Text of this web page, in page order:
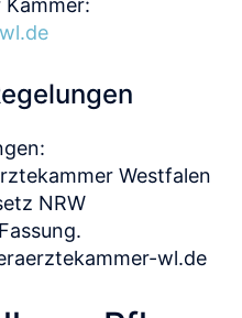
Westfalen
NRW
wl.de